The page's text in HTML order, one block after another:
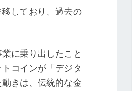
しており、過去の
に乗り出したこと
コインが「デジタ
きは、伝統的な金